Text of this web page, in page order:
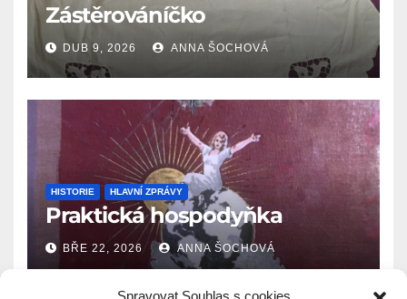
Spravovat Souhlas s cookies
Zástěrováníčko
DUB 9, 2026 ANNA ŠOCHOVÁ
HISTORIE HLAVNÍ ZPRÁVY
Praktická hospodyňka
BŘE 22, 2026 ANNA ŠOCHOVÁ